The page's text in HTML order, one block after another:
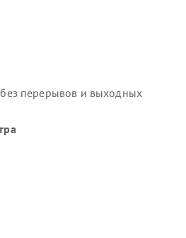
перерывов и выходных